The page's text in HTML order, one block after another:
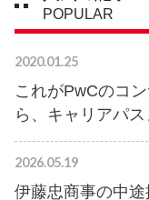
POPULAR
2020.01.25
これがPwCのコ
ら、キャリアパ
2026.05.19
伊藤忠商事の中